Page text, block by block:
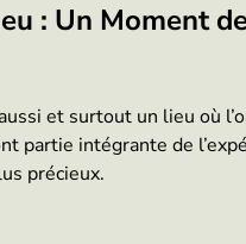
: Un Moment
aussi et surtout un lieu où
partie intégrante de
précieux.